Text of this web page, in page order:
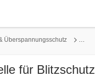
Überspannungsschutz
für Blitzschutz